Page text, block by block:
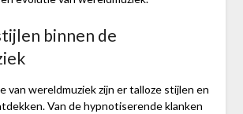
binnen de
van wereldmuziek zijn er talloze stijlen en
Van de hypnotiserende klanken